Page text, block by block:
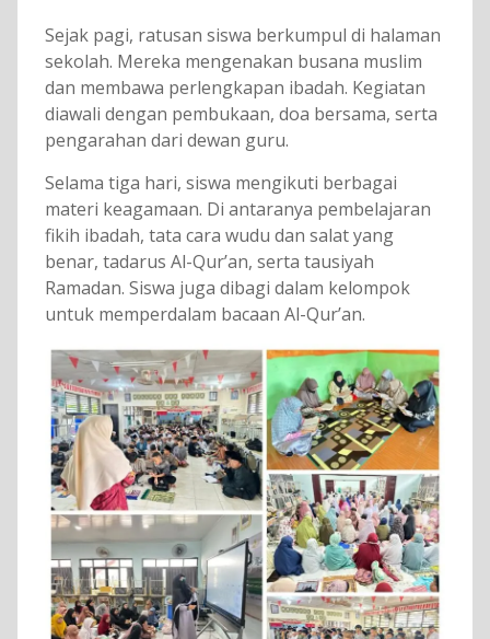
Sejak pagi, ratusan siswa berkumpul di halaman
sekolah. Mereka mengenakan busana muslim
dan membawa perlengkapan ibadah. Kegiatan
diawali dengan pembukaan, doa bersama, serta
pengarahan dari dewan guru.
Selama tiga hari, siswa mengikuti berbagai
materi keagamaan. Di antaranya pembelajaran
fikih ibadah, tata cara wudu dan salat yang
benar, tadarus Al-Qur’an, serta tausiyah
Ramadan. Siswa juga dibagi dalam kelompok
untuk memperdalam bacaan Al-Qur’an.